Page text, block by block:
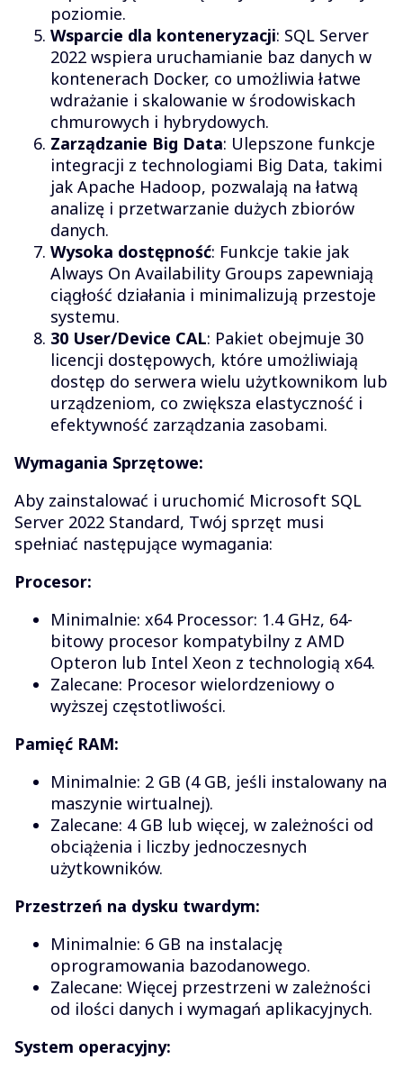
poziomie.
Wsparcie dla konteneryzacji: SQL Server
2022 wspiera uruchamianie baz danych w
kontenerach Docker, co umożliwia łatwe
wdrażanie i skalowanie w środowiskach
chmurowych i hybrydowych.
Zarządzanie Big Data: Ulepszone funkcje
integracji z technologiami Big Data, takimi
jak Apache Hadoop, pozwalają na łatwą
analizę i przetwarzanie dużych zbiorów
danych.
Wysoka dostępność: Funkcje takie jak
Always On Availability Groups zapewniają
ciągłość działania i minimalizują przestoje
systemu.
30 User/Device CAL: Pakiet obejmuje 30
licencji dostępowych, które umożliwiają
dostęp do serwera wielu użytkownikom lub
urządzeniom, co zwiększa elastyczność i
efektywność zarządzania zasobami.
Wymagania Sprzętowe:
Aby zainstalować i uruchomić Microsoft SQL
Server 2022 Standard, Twój sprzęt musi
spełniać następujące wymagania:
Procesor:
Minimalnie: x64 Processor: 1.4 GHz, 64-
bitowy procesor kompatybilny z AMD
Opteron lub Intel Xeon z technologią x64.
Zalecane: Procesor wielordzeniowy o
wyższej częstotliwości.
Pamięć RAM:
Minimalnie: 2 GB (4 GB, jeśli instalowany na
maszynie wirtualnej).
Zalecane: 4 GB lub więcej, w zależności od
obciążenia i liczby jednoczesnych
użytkowników.
Przestrzeń na dysku twardym:
Minimalnie: 6 GB na instalację
oprogramowania bazodanowego.
Zalecane: Więcej przestrzeni w zależności
od ilości danych i wymagań aplikacyjnych.
System operacyjny: